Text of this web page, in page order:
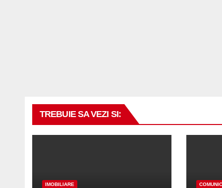
TREBUIE SA VEZI SI:
IMOBILIARE